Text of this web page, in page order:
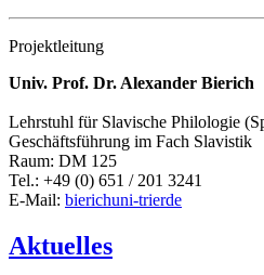
Projektleitung
Univ. Prof. Dr. Alexander Bierich
Lehrstuhl für Slavische Philologie
Geschäftsführung im Fach Slavistik
Raum: DM 125
Tel.: +49 (0) 651 / 201 3241
E-Mail: bierichuni-trierde
Aktuelles